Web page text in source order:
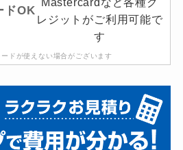
ドOK
ドが使えない場合がございます